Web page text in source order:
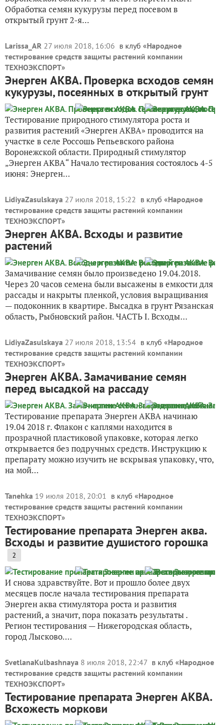
Обработка семян кукурузы перед посевом в
открытый грунт 2-я...
Larissa_AR 27 июля 2018, 16:06 в клуб «Народное
тестирование средств защиты растений компании
ТЕХНОЭКСПОРТ»
Энерген АКВА. Проверка всходов семян
кукурузы, посеянных в открытый грунт
Тестирование природного стимулятора роста и
развития растений «Энерген АКВА» проводится на
участке в селе Россошь Репьевского района
Воронежской области. Природный стимулятор
„Энерген АКВА“ Начало тестирования состоялось 4-5
июня: Энерген...
LidiyaZasulskaya 27 июля 2018, 15:22 в клуб «Народное
тестирование средств защиты растений компании
ТЕХНОЭКСПОРТ»
Энерген АКВА. Всходы и развитие
растений
Замачивание семян было произведено 19.04.2018.
Через 20 часов семена были высажены в емкости для
рассады и накрыты пленкой, условия выращивания
— подоконник в квартире. Высадка в грунт Рязанская
область, Рыбновский район. ЧАСТЬ I. Всходы...
LidiyaZasulskaya 27 июля 2018, 13:54 в клуб «Народное
тестирование средств защиты растений компании
ТЕХНОЭКСПОРТ»
Энерген АКВА. Замачивание семян
перед высадкой на рассаду
Тестирование препарата Энерген АКВА начинаю
19.04 2018 г. Флакон с каплями находится в
прозрачной пластиковой упаковке, которая легко
открывается без подручных средств. Инструкцию к
препарату можно изучить не вскрывая упаковку, что,
на мой...
Tanehka 19 июля 2018, 20:01 в клуб «Народное
тестирование средств защиты растений компании
ТЕХНОЭКСПОРТ»
Тестирование препарата Энерген аква.
Всходы и развитие душистого горошка
2
И снова здравствуйте. Вот и прошло более двух
месяцев после начала тестирования препарата
Энерген аква стимулятора роста и развития
растений, а значит, пора показать результаты .
Регион тестирования — Нижегородская область,
город Лысково....
SvetlanaKulbashnaya 8 июля 2018, 22:47 в клуб «Народное
тестирование средств защиты растений компании
ТЕХНОЭКСПОРТ»
Тестирование препарата Энерген АКВА.
Всхожесть моркови